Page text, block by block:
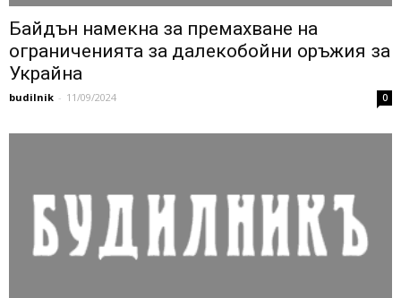
Байдън намекна за премахване на
ограниченията за далекобойни оръжия за
Украйна
budilnik - 11/09/2024 0